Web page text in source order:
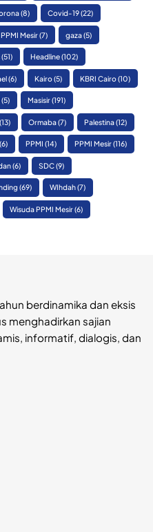
(8) Covid-19(22)
Mesir(7) gaza(5)
(51) Headline(102)
(6) Kairo(5) KBRI Cairo(10)
(5) Masisir(191)
(13) Ormaba(7) Palestina(12)
(6) PPMI (14) PPMI Mesir(116)
(6) SDC(9)
(69) WIhdah(7)
Wisuda PPMI Mesir(6)
berdinamika dan eksis
menghadirkan sajian
informatif, dialogis, dan